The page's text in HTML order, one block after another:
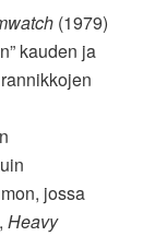
(1979)
kauden ja
jossa
Heavy